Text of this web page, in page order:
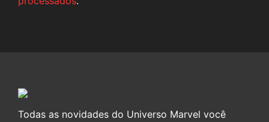
Todas as novidades do Universo Marvel você